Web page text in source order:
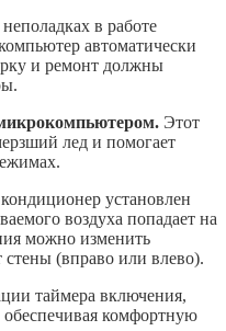
в работе
автоматически
и ремонт должны
Этот
лед и помогает
установлен
воздуха попадает на
можно изменить
(вправо или влево).
таймера включения,
обеспечивая комфортную